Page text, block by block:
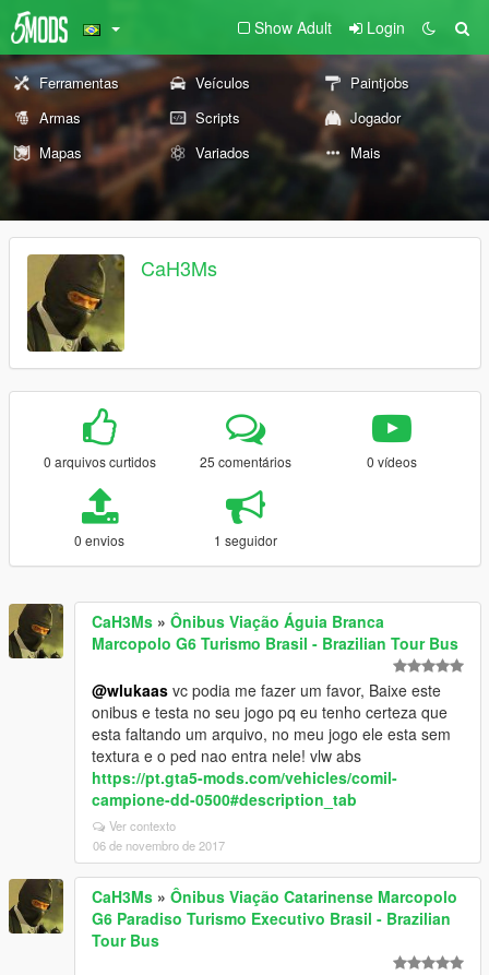
Show Adult Login
Ferramentas Veículos
Paintjobs
Armas
Scripts
Jogador
Mapas
Variados Mais
CaH3Ms
0 arquivos curtidos 25 comentários 0 vídeos
0 envios 1 seguidor
CaH3Ms » Ônibus Viação Águia Branca
Marcopolo G6 Turismo Brasil - Brazilian Tour Bus
@wlukaas vc podia me fazer um favor, Baixe este
onibus e testa no seu jogo pq eu tenho certeza que
esta faltando um arquivo, no meu jogo ele esta sem
textura e o ped nao entra nele! vlw abs
https://pt.gta5-mods.com/vehicles/comil-
campione-dd-0500#description_tab
Ver contexto
06 de novembro de 2017
CaH3Ms » Ônibus Viação Catarinense Marcopolo
G6 Paradiso Turismo Executivo Brasil - Brazilian
Tour Bus